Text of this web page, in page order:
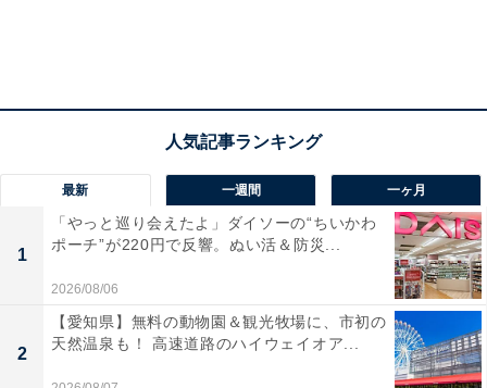
最新 一週間 一ヶ月
1
「やっと巡り会えたよ」ダイソーの“ちいかわ
ポーチ”が220円で反響。ぬい活＆防災...
2026/08/06
2
【愛知県】無料の動物園＆観光牧場に、市初の
天然温泉も！ 高速道路のハイウェイオア...